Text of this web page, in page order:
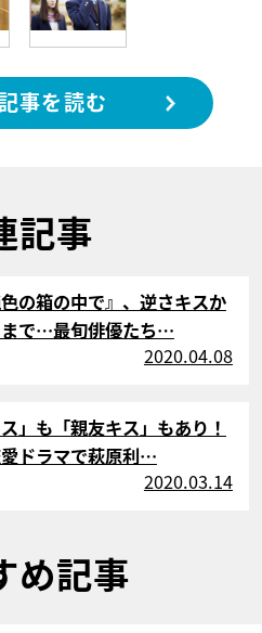
事を読む
記事
の箱の中で』、逆さキスか
まで…最旬俳優たち…
2020.04.08
ス」も「親友キス」もあり！
ドラマで萩原利…
2020.03.14
め記事